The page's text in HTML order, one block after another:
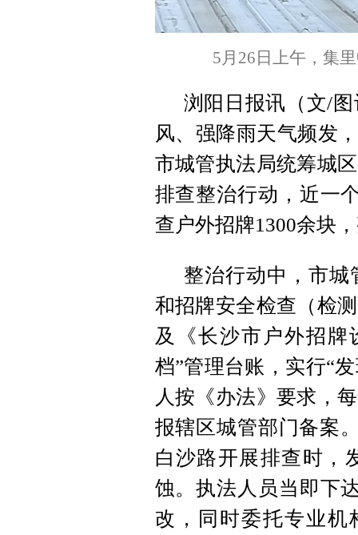
5月26日上午，集
浏阳日报讯（文/
风、强降雨天气频发
市城管执法局统筹城
排查整治行动，近一
查户外招牌1300余块
整治行动中，市
和招牌安全检查（检
及《长沙市户外招牌
档”管理台账，实行“
人按《办法》要求，
报辖区城管部门备案
白沙路开展排查时，
蚀。执法人员当即下
改，同时委托专业机